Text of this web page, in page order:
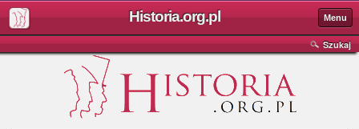
Historia.org.pl Menu
Szukaj